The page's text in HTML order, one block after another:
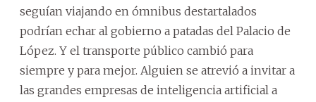
seguían viajando en ómnibus destartalados
podrían echar al gobierno a patadas del Palacio de
López. Y el transporte público cambió para
siempre y para mejor. Alguien se atrevió a invitar a
las grandes empresas de inteligencia artificial a